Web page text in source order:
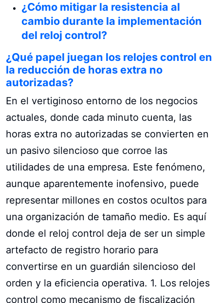
¿Cómo mitigar la resistencia al
cambio durante la implementación
del reloj control?
¿Qué papel juegan los relojes control en
la reducción de horas extra no
autorizadas?
En el vertiginoso entorno de los negocios
actuales, donde cada minuto cuenta, las
horas extra no autorizadas se convierten en
un pasivo silencioso que corroe las
utilidades de una empresa. Este fenómeno,
aunque aparentemente inofensivo, puede
representar millones en costos ocultos para
una organización de tamaño medio. Es aquí
donde el reloj control deja de ser un simple
artefacto de registro horario para
convertirse en un guardián silencioso del
orden y la eficiencia operativa. 1. Los relojes
control como mecanismo de fiscalización